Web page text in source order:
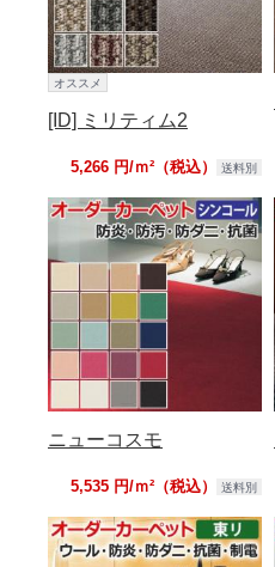
オススメ
[ID] ミリティム2
5,266 円/ｍ²（税込） 送料別
ニューコスモ
5,535 円/ｍ²（税込） 送料別